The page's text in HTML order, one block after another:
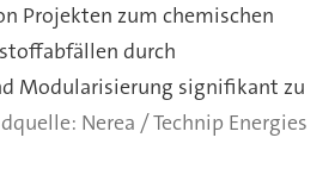
Projekten zum chemischen
durch
Modularisierung signifikant zu
Nerea / Technip Energies